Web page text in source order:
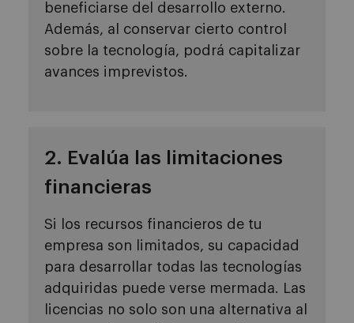
beneficiarse del desarrollo externo.
Además, al conservar cierto control
sobre la tecnología, podrá capitalizar
avances imprevistos.
2. Evalúa las limitaciones
financieras
Si los recursos financieros de tu
empresa son limitados, su capacidad
para desarrollar todas las tecnologías
adquiridas puede verse mermada. Las
licencias no solo son una alternativa al